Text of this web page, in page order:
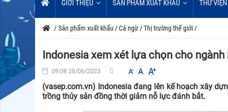
GIỚI THIỆU SẢN PHẨM XUẤT KHẨU THƯ
/ Sản phẩm xuất khẩu /Cá ngừ /Thị trường thế giới /
Indonesia xem xét lựa chọn cho
09:08 28/06/2023
(vasep.com.vn) Indonesia đang lên kế hoạch xây
trồng thủy sản đồng thời giảm nỗ lực đánh bắt.